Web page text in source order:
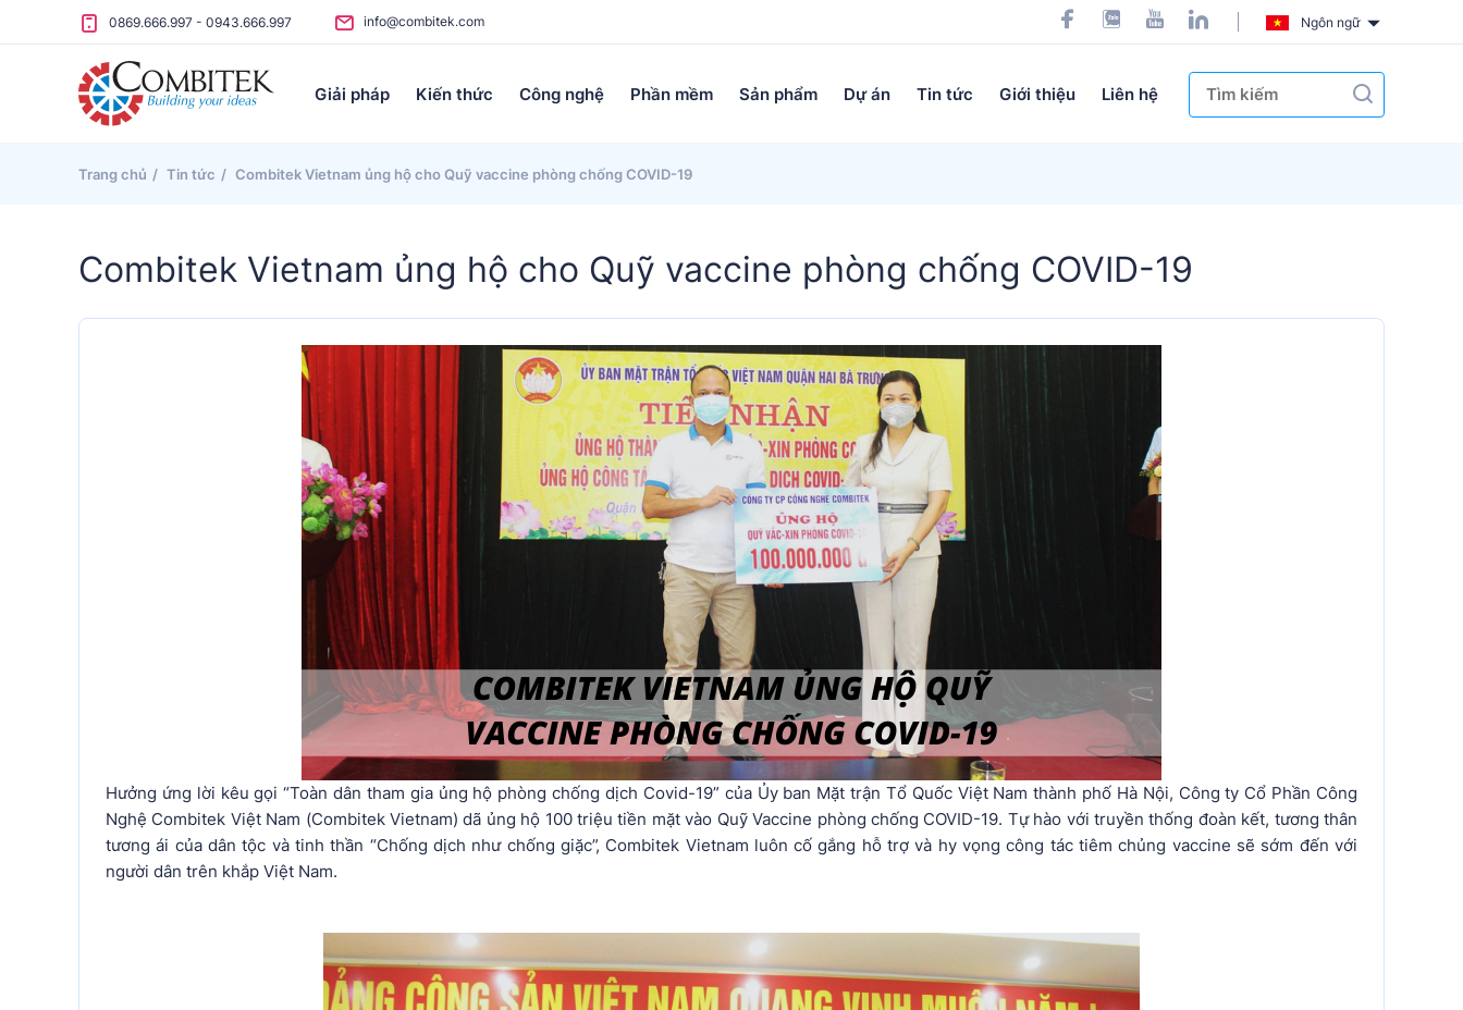
Skip to content
0869.666.997 - 0943.666.997 info@combitek.com Ngôn ngữ
Giải pháp Kiến thức Công nghệ Phần mềm Sản phẩm Dự án Tin tức Giới thiệu Liên hệ
Trang chủ Tin tức Combitek Vietnam ủng hộ cho Quỹ vaccine phòng chống COVID-19
Combitek Vietnam ủng hộ cho Quỹ vaccine phòng chống COVID-19
Hưởng ứng lời kêu gọi “Toàn dân tham gia ủng hộ phòng chống dịch Covid-19” của Ủy ban Mặt trận Tổ Quốc Việt Nam thành phố Hà Nội, Công ty Cổ Phần Công
Nghệ Combitek Việt Nam (Combitek Vietnam) dã ủng hộ 100 triệu tiền mặt vào Quỹ Vaccine phòng chống COVID-19. Tự hào với truyền thống đoàn kết, tương thân
tương ái của dân tộc và tinh thần “Chống dịch như chống giặc”, Combitek Vietnam luôn cố gắng hỗ trợ và hy vọng công tác tiêm chủng vaccine sẽ sớm đến với
người dân trên khắp Việt Nam.